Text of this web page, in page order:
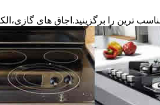
ترین را برگزینید.اجاق های